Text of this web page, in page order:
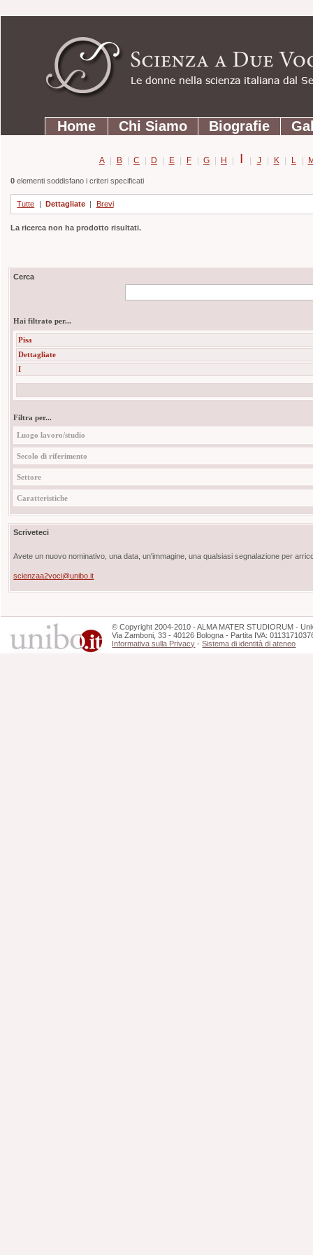
contenuti.
Strumenti
personali
SezioniHome Chi Siamo Biografie
A | B | C | D | E | F | G | H | I | J | K | L |
0elementi soddisfano i criteri specificati
Tutte | Dettagliate | Brevi
La ricerca non ha prodotto risultati.
Cerca
Hai filtrato per...
Pisa
Dettagliate
I
Filtra per...
Luogo lavoro/studio
Secolo di riferimento
Settore
Caratteristiche
Scriveteci
Avete un nuovo nominativo, una data, un'immagine, una qualsiasi segnalazione per
scienzaa2voci@unibo.it
©Copyright 2004-2010 - ALMA MATER STUDIORUM -
Via Zamboni, 33 - 40126 Bologna - Partita IVA:
Informativa sulla Privacy -Sistema di identità di ateneo